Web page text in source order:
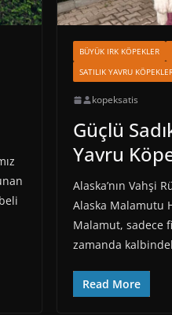
BÜYÜK IRK KÖPEKLER
SATILIK YAVRU
kopeksatis
Güçlü
Yavru
Alaska’nın Vahşi
Alaska Malamutu
Malamut, sadece
zamanda
Read More